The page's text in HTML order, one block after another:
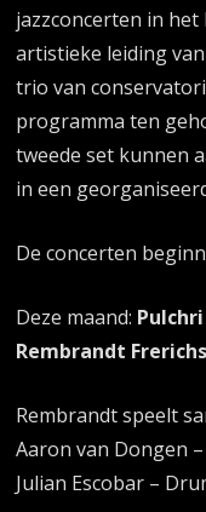
jazzconcerten in het
artistieke leiding
trio van
programma ten
tweede set kunnen
in een
De concerten
Deze maand:
Rembrandt Frerichs
Rembrandt speelt
Aaron van Dongen
Julian Escobar –